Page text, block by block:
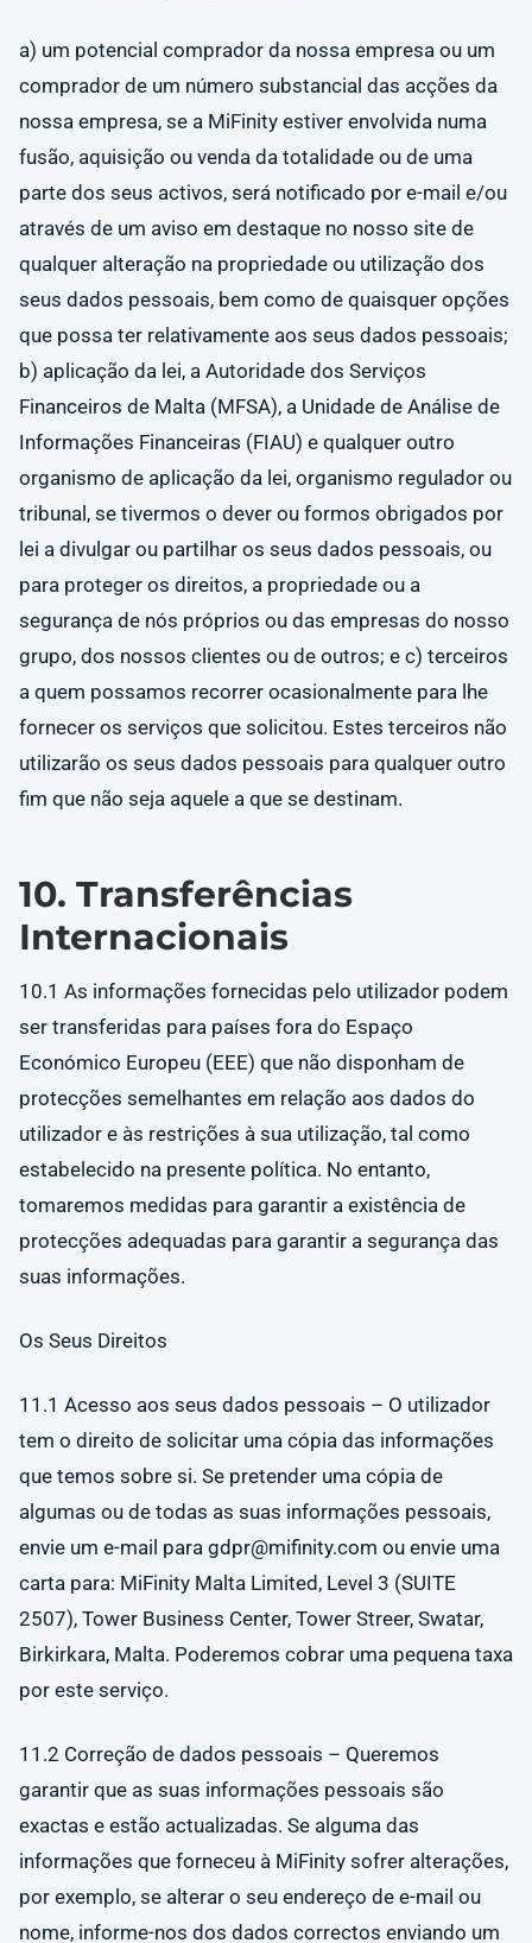
a) um potencial comprador da nossa empresa ou um
comprador de um número substancial das acções da
nossa empresa, se a MiFinity estiver envolvida numa
fusão, aquisição ou venda da totalidade ou de uma
parte dos seus activos, será notificado por e-mail e/ou
através de um aviso em destaque no nosso site de
qualquer alteração na propriedade ou utilização dos
seus dados pessoais, bem como de quaisquer opções
que possa ter relativamente aos seus dados pessoais;
b) aplicação da lei, a Autoridade dos Serviços
Financeiros de Malta (MFSA), a Unidade de Análise de
Informações Financeiras (FIAU) e qualquer outro
organismo de aplicação da lei, organismo regulador ou
tribunal, se tivermos o dever ou formos obrigados por
lei a divulgar ou partilhar os seus dados pessoais, ou
para proteger os direitos, a propriedade ou a
segurança de nós próprios ou das empresas do nosso
grupo, dos nossos clientes ou de outros; e c) terceiros
a quem possamos recorrer ocasionalmente para lhe
fornecer os serviços que solicitou. Estes terceiros não
utilizarão os seus dados pessoais para qualquer outro
fim que não seja aquele a que se destinam.
10. Transferências
Internacionais
10.1 As informações fornecidas pelo utilizador podem
ser transferidas para países fora do Espaço
Económico Europeu (EEE) que não disponham de
protecções semelhantes em relação aos dados do
utilizador e às restrições à sua utilização, tal como
estabelecido na presente política. No entanto,
tomaremos medidas para garantir a existência de
protecções adequadas para garantir a segurança das
suas informações.
Os Seus Direitos
11.1 Acesso aos seus dados pessoais – O utilizador
tem o direito de solicitar uma cópia das informações
que temos sobre si. Se pretender uma cópia de
algumas ou de todas as suas informações pessoais,
envie um e-mail para gdpr@mifinity.com ou envie uma
carta para: MiFinity Malta Limited, Level 3 (SUITE
2507), Tower Business Center, Tower Streer, Swatar,
Birkirkara, Malta. Poderemos cobrar uma pequena taxa
por este serviço.
11.2 Correção de dados pessoais – Queremos
garantir que as suas informações pessoais são
exactas e estão actualizadas. Se alguma das
informações que forneceu à MiFinity sofrer alterações,
por exemplo, se alterar o seu endereço de e-mail ou
nome, informe-nos dos dados correctos enviando um